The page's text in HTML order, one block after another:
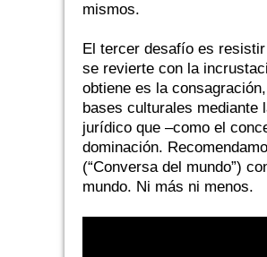
mismos.
El tercer desafío es
se revierte con la
obtiene es la
bases culturales mediante
jurídico que –como el
dominación.
(“Conversa del mundo”)
mundo. Ni más ni menos.